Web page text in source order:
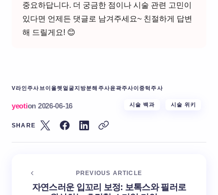
중요하답니다. 더 궁금한 점이나 시술 관련 고민이
있다면 언제든 댓글로 남겨주세요~ 친절하게 답변
해 드릴게요! 😊
V라인주사 브이올렛 얼굴지방분해주사윤곽주사이중턱주사
yeotion 2026-06-16 시술 백과 시술 위키
SHARE
PREVIOUS ARTICLE
자연스러운 입꼬리 보정: 보톡스와 필러로